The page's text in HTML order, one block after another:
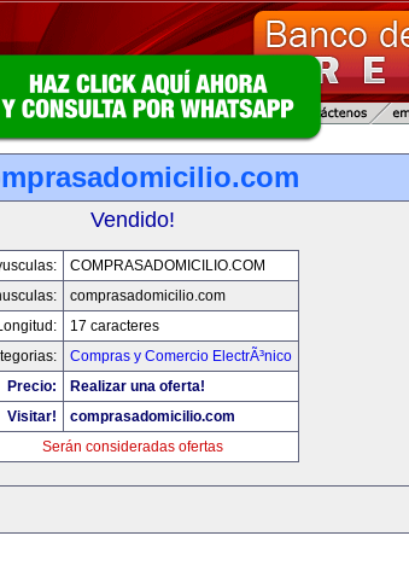
Vendido!
COMPRASADOMICILIO.COM
comprasadomicilio.com
17 caracteres
Compras y Comercio ElectrÃ³nico
Precio:
Realizar una oferta!
Visitar!
comprasadomicilio.com
Serán consideradas ofertas